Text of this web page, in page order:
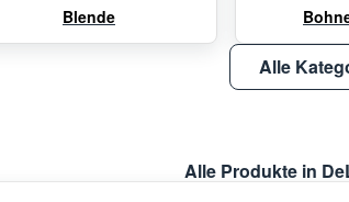
Blende
Alle
Alle Produkte in